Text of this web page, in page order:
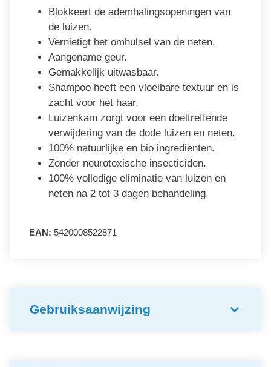
Blokkeert de ademhalingsopeningen van
de luizen.
Vernietigt het omhulsel van de neten.
Aangename geur.
Gemakkelijk uitwasbaar.
Shampoo heeft een vloeibare textuur en is
zacht voor het haar.
Luizenkam zorgt voor een doeltreffende
verwijdering van de dode luizen en neten.
100% natuurlijke en bio ingrediënten.
Zonder neurotoxische insecticiden.
100% volledige eliminatie van luizen en
neten na 2 tot 3 dagen behandeling.
EAN: 5420008522871
Gebruiksaanwijzing